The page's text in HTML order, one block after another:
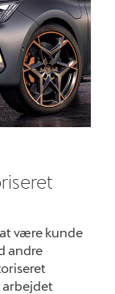
Rustbeskyttelse
5+
Synstjek
MinCUPRA
Tilbehør
Reservedele
være kunde
andre
arbejdet